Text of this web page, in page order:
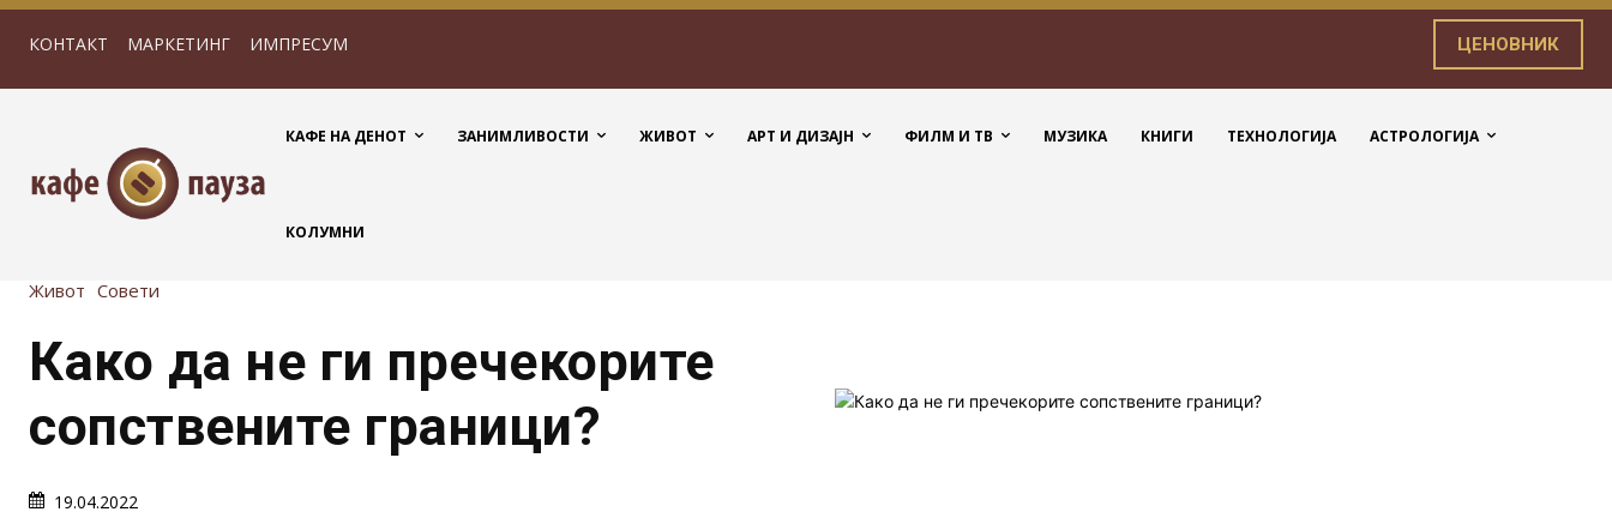
КОНТАКТ МАРКЕТИНГ ИМПРЕСУМ ЦЕНОВНИК
КАФЕ НА ДЕНОТ ЗАНИМЛИВОСТИ ЖИВОТ АРТ И ДИЗАЈН ФИЛМ И ТВ МУЗИКА КНИГИ ТЕХНОЛОГИЈА АСТРОЛОГИЈА
КОЛУМНИ
Живот Совети
Како да не ги пречекорите
сопствените граници?
19.04.2022